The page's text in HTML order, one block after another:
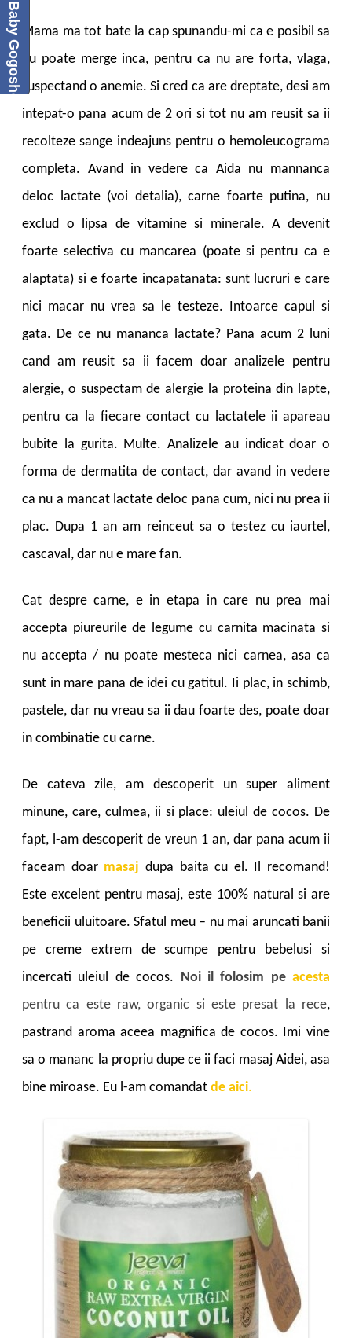
Mama ma tot bate la cap spunandu-mi ca e posibil sa
nu poate merge inca, pentru ca nu are forta, vlaga,
suspectand o anemie. Si cred ca are dreptate, desi am
intepat-o pana acum de 2 ori si tot nu am reusit sa ii
recolteze sange indeajuns pentru o hemoleucograma
completa. Avand in vedere ca Aida nu mannanca
deloc lactate (voi detalia), carne foarte putina, nu
exclud o lipsa de vitamine si minerale. A devenit
foarte selectiva cu mancarea (poate si pentru ca e
alaptata) si e foarte incapatanata: sunt lucruri e care
nici macar nu vrea sa le testeze. Intoarce capul si
gata. De ce nu mananca lactate? Pana acum 2 luni
cand am reusit sa ii facem doar analizele pentru
alergie, o suspectam de alergie la proteina din lapte,
pentru ca la fiecare contact cu lactatele ii apareau
bubite la gurita. Multe. Analizele au indicat doar o
forma de dermatita de contact, dar avand in vedere
ca nu a mancat lactate deloc pana cum, nici nu prea ii
plac. Dupa 1 an am reinceut sa o testez cu iaurtel,
cascaval, dar nu e mare fan.
Cat despre carne, e in etapa in care nu prea mai
accepta piureurile de legume cu carnita macinata si
nu accepta / nu poate mesteca nici carnea, asa ca
sunt in mare pana de idei cu gatitul. Ii plac, in schimb,
pastele, dar nu vreau sa ii dau foarte des, poate doar
in combinatie cu carne.
De cateva zile, am descoperit un super aliment
minune, care, culmea, ii si place: uleiul de cocos. De
fapt, l-am descoperit de vreun 1 an, dar pana acum ii
faceam doar masaj dupa baita cu el. Il recomand!
Este excelent pentru masaj, este 100% natural si are
beneficii uluitoare. Sfatul meu – nu mai aruncati banii
pe creme extrem de scumpe pentru bebelusi si
incercati uleiul de cocos. Noi il folosim pe acesta
pentru ca este raw, organic si este presat la rece,
pastrand aroma aceea magnifica de cocos. Imi vine
sa o mananc la propriu dupe ce ii faci masaj Aidei, asa
bine miroase. Eu l-am comandat de aici.
Baby Gogoshel Blog